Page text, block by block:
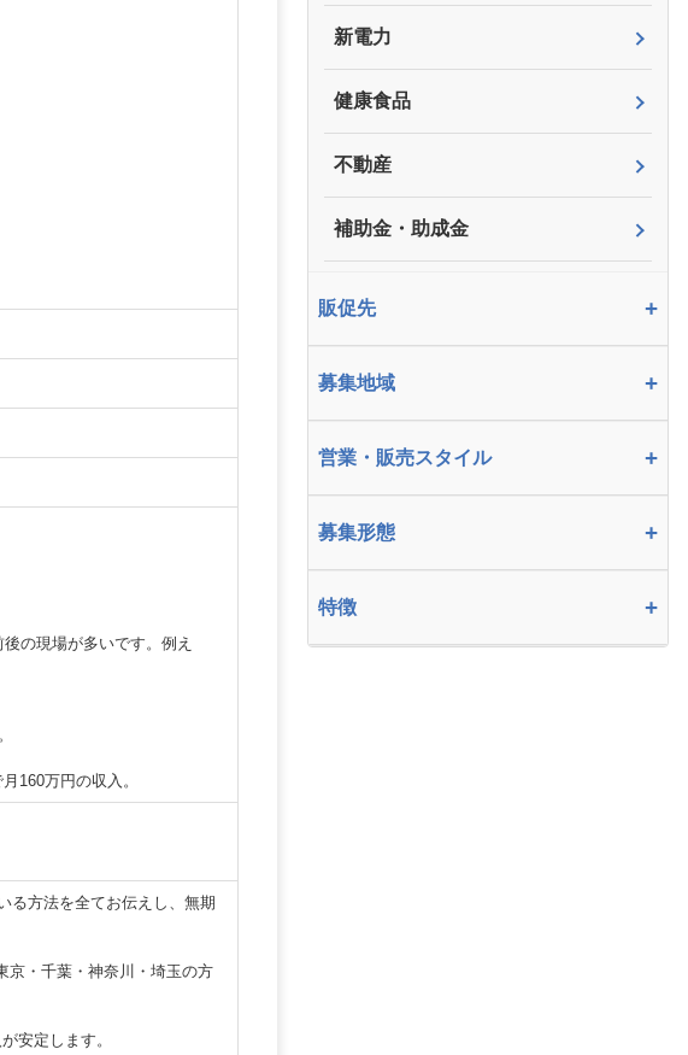
の現場が多いです。例え
160万円の収入。
る方法を全てお伝えし、無期
京・千葉・神奈川・埼玉の方
安定します。
新電力
健康食品
不動産
補助金・助成金
販促先 +
募集地域 +
営業・販売スタイル +
募集形態 +
特徴 +